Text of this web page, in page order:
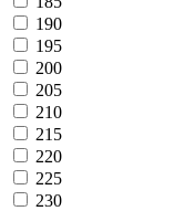
190
195
200
205
210
215
220
225
230